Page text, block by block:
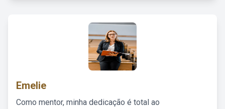
Emelie
Como mentor, minha dedicação é total ao